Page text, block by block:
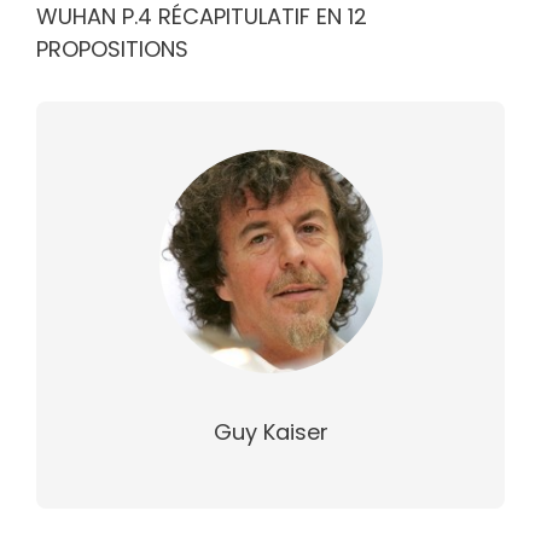
WUHAN P.4 RÉCAPITULATIF EN 12
PROPOSITIONS
Guy Kaiser